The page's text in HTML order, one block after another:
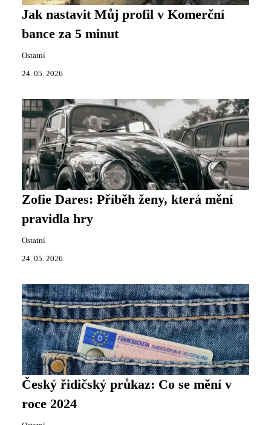
Jak nastavit Můj profil v Komerční
bance za 5 minut
Ostatní
24. 05. 2026
Zofie Dares: Příběh ženy, která mění
pravidla hry
Ostatní
24. 05. 2026
Český řidičský průkaz: Co se mění v
roce 2024